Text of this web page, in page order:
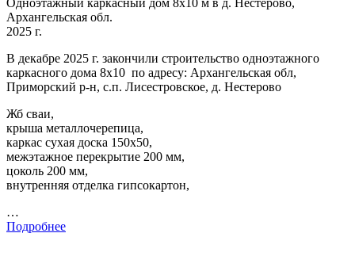
Одноэтажный каркасный дом 8х10 м в д. Нестерово,
Архангельская обл.
2025 г.
В декабре 2025 г. закончили строительство одноэтажного
каркасного дома 8х10 по адресу: Архангельская обл,
Приморский р-н, с.п. Лисестровское, д. Нестерово
Жб сваи,
крыша металлочерепица,
каркас сухая доска 150х50,
межэтажное перекрытие 200 мм,
цоколь 200 мм,
внутренняя отделка гипсокартон,
…
Подробнее